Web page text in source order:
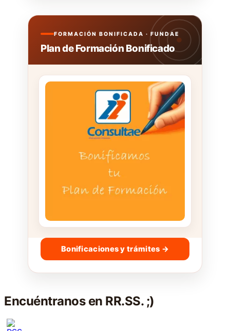
FORMACIÓN BONIFICADA · FUNDAE
Plan de Formación Bonificado
Bonificaciones y trámites →
Encuéntranos en RR.SS. ;)